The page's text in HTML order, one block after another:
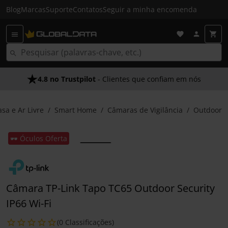
BlogMarcasSuporteContatosSeguir a minha encomenda
4.8 no Trustpilot - Clientes que confiam em nós
e Ar Livre Smart Home Câmaras de Vigilância Outdoor
🕶️ Óculos Oferta
Câmara TP-Link Tapo TC65 Outdoor Security
IP66 Wi-Fi
(0 Classificações)